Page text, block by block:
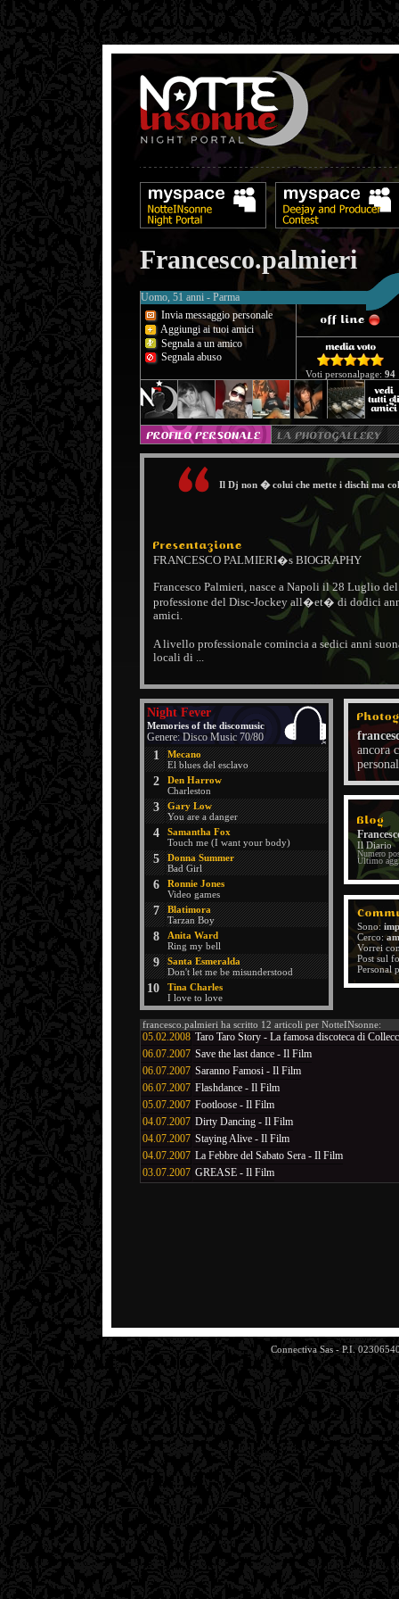
Francesco.palmieri
Uomo, 51 anni - Parma
Invia messaggio personale
Aggiungi ai tuoi amici
Segnala a un amico
Segnala abuso
Voti personalpage: 94
Il Dj non � colui che mette i dischi ma
FRANCESCO PALMIERI�s BIOGRAPHY
Francesco Palmieri, nasce a Napoli il 28 Luglio
professione del Disc-Jockey all�et� di dodici
amici.
A livello professionale comincia a sedici anni
locali di ...
Night Fever
Memories of the discomusic
Genere: Disco Music 70/80
1
Mecano
El blues del esclavo
2
Den Harrow
Charleston
3
Gary Low
You are a danger
4
Samantha Fox
Touch me (I want your body)
5
Donna Summer
Bad Girl
6
Ronnie Jones
Video games
7
Blatimora
Tarzan Boy
8
Anita Ward
Ring my bell
9
Santa Esmeralda
Don't let me be misunderstood
10
Tina Charles
I love to love
ancora
Il Diario
Numero
Ultimo
Sono:
Cerco:
Vorrei
Post sul
Personal
francesco.palmieri ha scritto 12 articoli per NotteINsonne:
05.02.2008 Taro Taro Story - La famosa discoteca di
06.07.2007 Save the last dance - Il Film
06.07.2007 Saranno Famosi - Il Film
06.07.2007 Flashdance - Il Film
05.07.2007 Footloose - Il Film
04.07.2007 Dirty Dancing - Il Film
04.07.2007 Staying Alive - Il Film
04.07.2007 La Febbre del Sabato Sera - Il Film
03.07.2007 GREASE - Il Film
Connectiva Sas - P.I.